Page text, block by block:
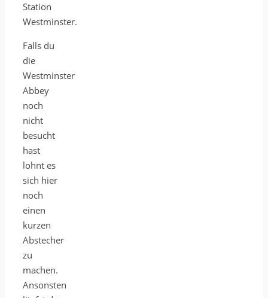
Station
Westminster.
Falls du
die
Westminster
Abbey
noch
nicht
besucht
hast
lohnt es
sich hier
noch
einen
kurzen
Abstecher
zu
machen.
Ansonsten